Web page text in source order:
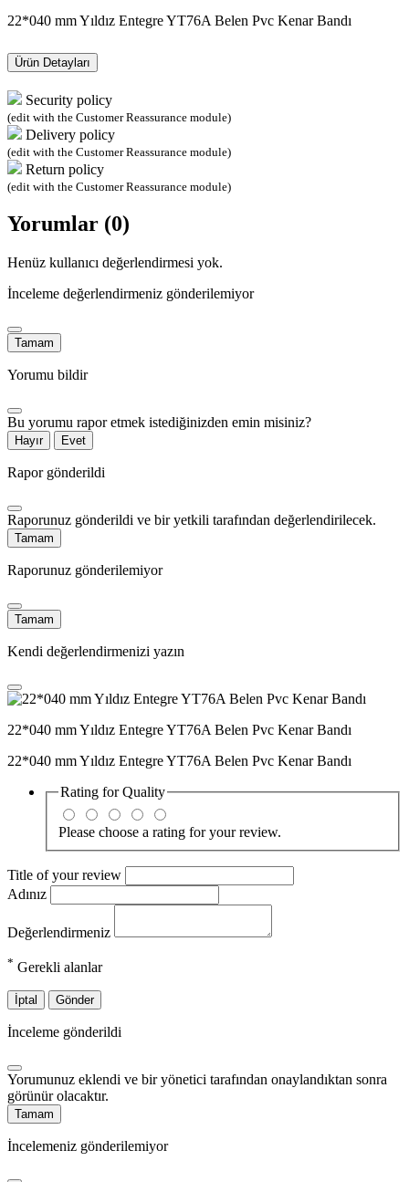
22*040 mm Yıldız Entegre YT76A Belen Pvc Kenar Bandı
Ürün Detayları
Security policy
(edit with the Customer Reassurance module)
Delivery policy
(edit with the Customer Reassurance module)
Return policy
(edit with the Customer Reassurance module)
Yorumlar (0)
Henüz kullanıcı değerlendirmesi yok.
İnceleme değerlendirmeniz gönderilemiyor
Tamam
Yorumu bildir
Bu yorumu rapor etmek istediğinizden emin misiniz?
Hayır Evet
Rapor gönderildi
Raporunuz gönderildi ve bir yetkili tarafından değerlendirilecek.
Tamam
Raporunuz gönderilemiyor
Tamam
Kendi değerlendirmenizi yazın
22*040 mm Yıldız Entegre YT76A Belen Pvc Kenar Bandı
22*040 mm Yıldız Entegre YT76A Belen Pvc Kenar Bandı
Rating forQuality
Please choose a rating for your review.
Title of your review
Adınız
Değerlendirmeniz
* Gerekli alanlar
İptal Gönder
İnceleme gönderildi
Yorumunuz eklendi ve bir yönetici tarafından onaylandıktan sonra
görünür olacaktır.
Tamam
İncelemeniz gönderilemiyor